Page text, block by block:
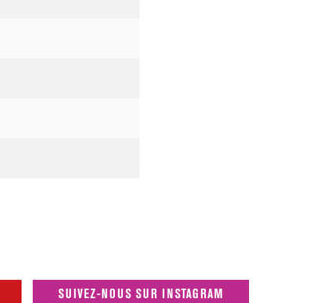
SUIVEZ-NOUS SUR INSTAGRAM